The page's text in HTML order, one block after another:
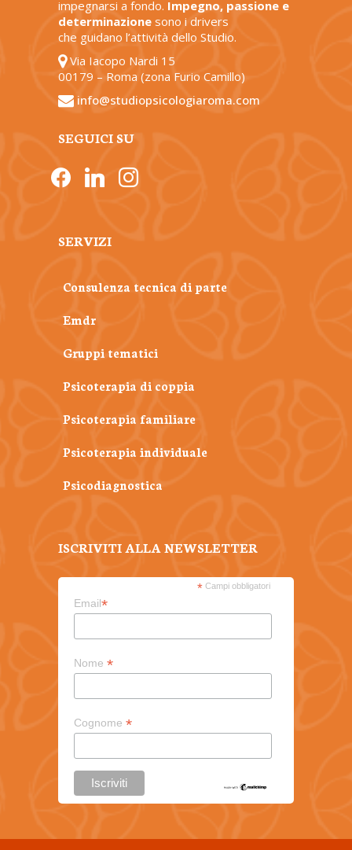
impegnarsi a fondo. Impegno, passione e
determinazione sono i drivers
che guidano l’attività dello Studio.
Via Iacopo Nardi 15
00179 – Roma (zona Furio Camillo)
info@studiopsicologiaroma.com
SEGUICI SU
facebooklinkedininstagram
SERVIZI
Consulenza tecnica di parte
Emdr
Gruppi tematici
Psicoterapia di coppia
Psicoterapia familiare
Psicoterapia individuale
Psicodiagnostica
ISCRIVITI ALLA NEWSLETTER
*Campi obbligatori
Email*
Nome *
Cognome *